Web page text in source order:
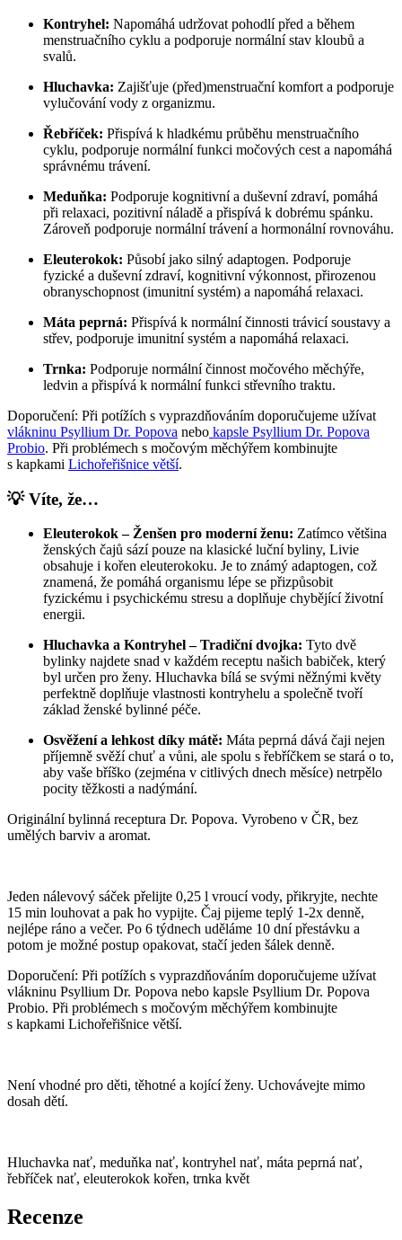
Kontryhel: Napomáhá udržovat pohodlí před a během
menstruačního cyklu a podporuje normální stav kloubů a
svalů.
Hluchavka: Zajišťuje (před)menstruační komfort a podporuje
vylučování vody z organizmu.
Řebříček: Přispívá k hladkému průběhu menstruačního
cyklu, podporuje normální funkci močových cest a napomáhá
správnému trávení.
Meduňka: Podporuje kognitivní a duševní zdraví, pomáhá
při relaxaci, pozitivní náladě a přispívá k dobrému spánku.
Zároveň podporuje normální trávení a hormonální rovnováhu.
Eleuterokok: Působí jako silný adaptogen. Podporuje
fyzické a duševní zdraví, kognitivní výkonnost, přirozenou
obranyschopnost (imunitní systém) a napomáhá relaxaci.
Máta peprná: Přispívá k normální činnosti trávicí soustavy a
střev, podporuje imunitní systém a napomáhá relaxaci.
Trnka: Podporuje normální činnost močového měchýře,
ledvin a přispívá k normální funkci střevního traktu.
Doporučení: Při potížích s vyprazdňováním doporučujeme užívat
vlákninu Psyllium Dr. Popova nebo kapsle Psyllium Dr. Popova
Probio. Při problémech s močovým měchýřem kombinujte
s kapkami Lichořeřišnice větší.
💡 Víte, že…
Eleuterokok – Ženšen pro moderní ženu: Zatímco většina
ženských čajů sází pouze na klasické luční byliny, Livie
obsahuje i kořen eleuterokoku. Je to známý adaptogen, což
znamená, že pomáhá organismu lépe se přizpůsobit
fyzickému i psychickému stresu a doplňuje chybějící životní
energii.
Hluchavka a Kontryhel – Tradiční dvojka: Tyto dvě
bylinky najdete snad v každém receptu našich babiček, který
byl určen pro ženy. Hluchavka bílá se svými něžnými květy
perfektně doplňuje vlastnosti kontryhelu a společně tvoří
základ ženské bylinné péče.
Osvěžení a lehkost díky mátě: Máta peprná dává čaji nejen
příjemně svěží chuť a vůni, ale spolu s řebříčkem se stará o to,
aby vaše bříško (zejména v citlivých dnech měsíce) netrpělo
pocity těžkosti a nadýmání.
Originální bylinná receptura Dr. Popova. Vyrobeno v ČR, bez
umělých barviv a aromat.
Jeden nálevový sáček přelijte 0,25 l vroucí vody, přikryjte, nechte
15 min louhovat a pak ho vypijte. Čaj pijeme teplý 1-2x denně,
nejlépe ráno a večer. Po 6 týdnech uděláme 10 dní přestávku a
potom je možné postup opakovat, stačí jeden šálek denně.
Doporučení: Při potížích s vyprazdňováním doporučujeme užívat
vlákninu Psyllium Dr. Popova nebo kapsle Psyllium Dr. Popova
Probio. Při problémech s močovým měchýřem kombinujte
s kapkami Lichořeřišnice větší.
Není vhodné pro děti, těhotné a kojící ženy. Uchovávejte mimo
dosah dětí.
Hluchavka nať, meduňka nať, kontryhel nať, máta peprná nať,
řebříček nať, eleuterokok kořen, trnka květ
Recenze